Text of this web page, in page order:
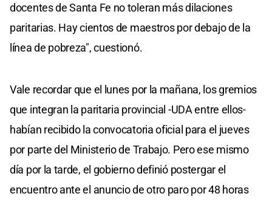
docentes de Santa Fe no toleran más dilaciones
paritarias. Hay cientos de maestros por debajo de la
línea de pobreza", cuestionó.
Vale recordar que el lunes por la mañana, los gremios
que integran la paritaria provincial -UDA entre ellos-
habían recibido la convocatoria oficial para el jueves
por parte del Ministerio de Trabajo. Pero ese mismo
día por la tarde, el gobierno definió postergar el
encuentro ante el anuncio de otro paro por 48 horas